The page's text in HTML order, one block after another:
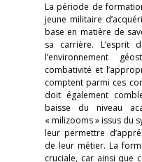
La période de
jeune militaire
base en matière de
sa carrière. L’esprit
l’environnement
combativité et
comptent parmi ces
doit également
baisse du niveau
« milizooms » issus du
leur permettre
de leur métier. La
cruciale, car ainsi que